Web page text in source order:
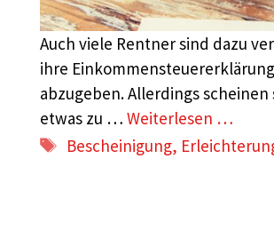
Auch viele Rentner sind dazu
ihre Einkommensteuererklärung
abzugeben. Allerdings scheinen
etwas zu … Weiterlesen …
Schlagwörter
Bescheinigung,